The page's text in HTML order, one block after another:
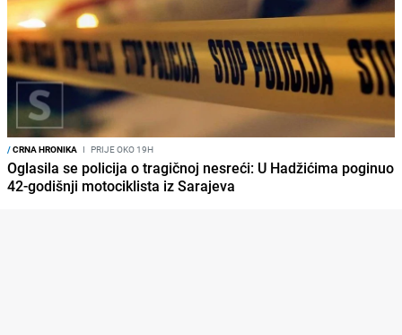
/CRNA HRONIKA I PRIJE OKO 19H
Oglasila se policija o tragičnoj nesreći: U Hadžićima poginuo
42-godišnji motociklista iz Sarajeva